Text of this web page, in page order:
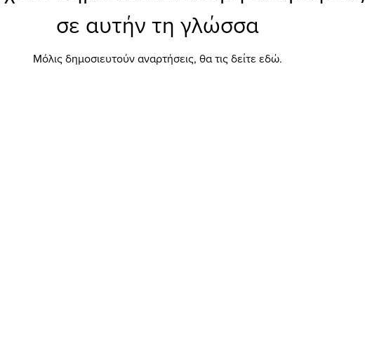
σε αυτήν τη γλώσσα
Μόλις δημοσιευτούν αναρτήσεις, θα τις δείτε εδώ.